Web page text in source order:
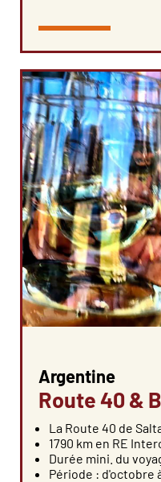
Argentine
Route 40 &
La Route 40 de
1790 km en RE
Durée mini. du
Période : d'octobre